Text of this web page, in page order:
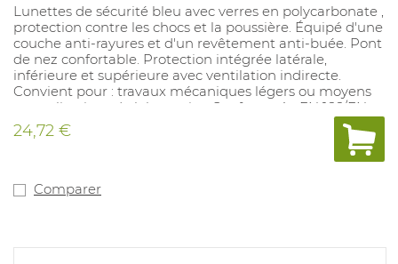
Lunettes de sécurité bleu avec verres en polycarbonate ,
protection contre les chocs et la poussière. Équipé d'une
couche anti-rayures et d'un revêtement anti-buée. Pont
de nez confortable. Protection intégrée latérale,
inférieure et supérieure avec ventilation indirecte.
Convient pour : travaux mécaniques légers ou moyens
et applications de laboratoire. Conforme à : EN 166/EN
170 2-1,2 1 FT KN.
24,72 €
Comparer